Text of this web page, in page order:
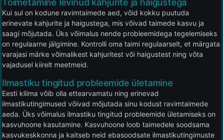
Kui sul on kodune ravimtaimede aed, võid kokku puutuda
erinevate kahjurite ja haigustega, mis võivad taimede kasvu ja
saagi mõjutada. Üks võimalus nende probleemidega tegelemiseks
on regulaarne jälgimine. Kontrolli oma taimi regulaarselt, et märgata
varajasi märke võimalikest kahjuritest või haigustest ning võta
vajadusel kiirelt meetmeid.
Ilmastiku tingitud probleemide ületamine
Eesti kliima võib olla ettearvamatu ning erinevad
ilmastikutingimused võivad mõjutada sinu kodust ravimtaimede
aeda. Üks võimalus ilmastiku tingitud probleemide ületamiseks on
kasvuhoone kasutamine. Kasvuhoone loob taimedele soodsama
kasvukeskkonna ja kaitseb neid ebasoodsate ilmastikutingimuste